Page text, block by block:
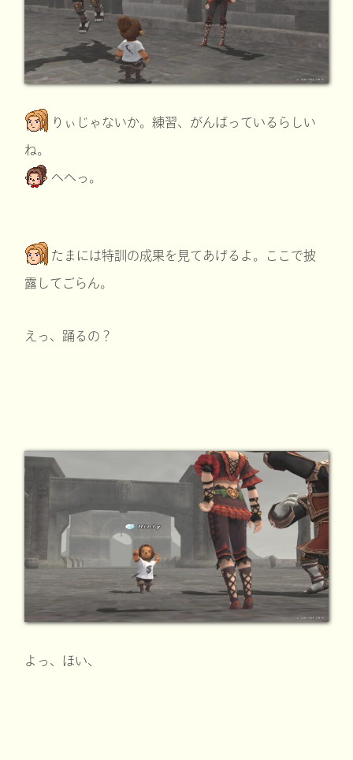
りぃじゃないか。練習、がんばっているらしい
ね。
へへっ。
たまには特訓の成果を見てあげるよ。ここで披
露してごらん。
えっ、踊るの？
よっ、ほい、